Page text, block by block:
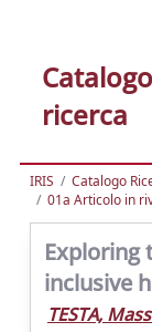
ricerca
IRIS Catalogo
01a Articolo in
Exploring
inclusive
TESTA,